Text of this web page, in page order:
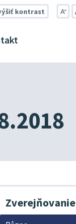
kontrast
Zverejňovanie